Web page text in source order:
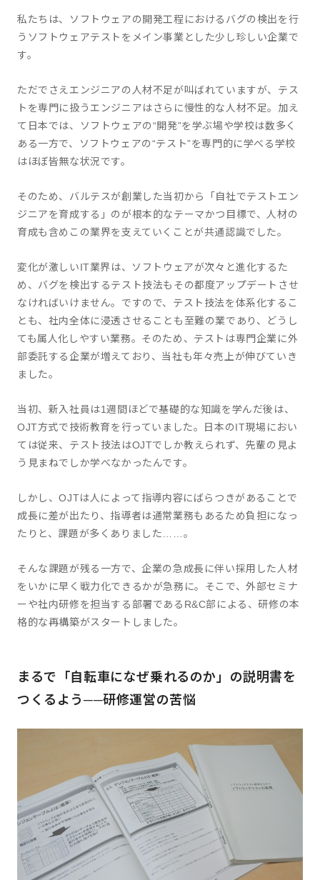
私たちは、ソフトウェアの開発工程におけるバグの検出を行
うソフトウェアテストをメイン事業とした少し珍しい企業で
す。
ただでさえエンジニアの人材不足が叫ばれていますが、テス
トを専門に扱うエンジニアはさらに慢性的な人材不足。加え
て日本では、ソフトウェアの“開発”を学ぶ場や学校は数多く
ある一方で、ソフトウェアの“テスト”を専門的に学べる学校
はほぼ皆無な状況です。
そのため、バルテスが創業した当初から「自社でテストエン
ジニアを育成する」のが根本的なテーマかつ目標で、人材の
育成も含めこの業界を支えていくことが共通認識でした。
変化が激しいIT業界は、ソフトウェアが次々と進化するた
め、バグを検出するテスト技法もその都度アップデートさせ
なければいけません。ですので、テスト技法を体系化するこ
とも、社内全体に浸透させることも至難の業であり、どうし
ても属人化しやすい業務。そのため、テストは専門企業に外
部委託する企業が増えており、当社も年々売上が伸びていき
ました。
当初、新入社員は1週間ほどで基礎的な知識を学んだ後は、
OJT方式で技術教育を行っていました。日本のIT現場におい
ては従来、テスト技法はOJTでしか教えられず、先輩の見よ
う見まねでしか学べなかったんです。
しかし、OJTは人によって指導内容にばらつきがあることで
成長に差が出たり、指導者は通常業務もあるため負担になっ
たりと、課題が多くありました……。
そんな課題が残る一方で、企業の急成長に伴い採用した人材
をいかに早く戦力化できるかが急務に。そこで、外部セミナ
ーや社内研修を担当する部署であるR&C部による、研修の本
格的な再構築がスタートしました。
まるで「自転車になぜ乗れるのか」の説明書を
つくるよう──研修運営の苦悩